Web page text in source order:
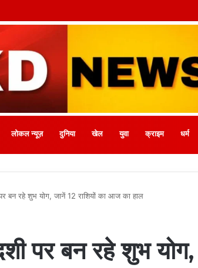
के लिए लगेगा नि:शुल्क मीना बाजार, 10 अगस्त को मुस्कानों से सजेगी
लोकल न्यूज़ दुनिया खेल युवा क्राइम धर्म
बन रहे शुभ योग, जानें 12 राशियों का आज का हाल
पर बन रहे शुभ